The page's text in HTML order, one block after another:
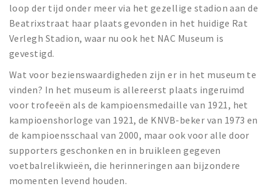
Sport
Privacy
Inloggen
loop der tijd onder meer via het gezellige stadion aan de
Beatrixstraat haar plaats gevonden in het huidige Rat
Verlegh Stadion, waar nu ook het NAC Museum is
gevestigd.
Wat voor bezienswaardigheden zijn er in het museum te
vinden? In het museum is allereerst plaats ingeruimd
voor trofeeën als de kampioensmedaille van 1921, het
kampioenshorloge van 1921, de KNVB-beker van 1973 en
de kampioensschaal van 2000, maar ook voor alle door
supporters geschonken en in bruikleen gegeven
voetbalrelikwieën, die herinneringen aan bijzondere
momenten levend houden.